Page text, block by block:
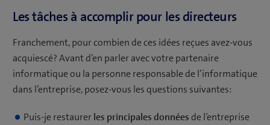
Les tâches à accomplir pour les directeurs
Franchement, pour combien de ces idées reçues avez-vous
acquiescé? Avant d’en parler avec votre partenaire
informatique ou la personne responsable de l’informatique
dans l’entreprise, posez-vous les questions suivantes:
Puis-je restaurerles principales donnéesde l’entreprise